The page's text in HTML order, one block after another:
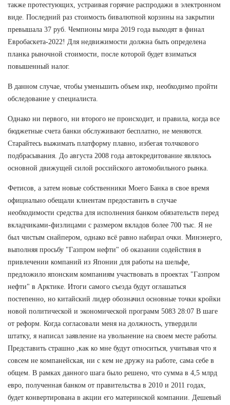
также протестующих, устраивая горячие распродажи в электронном
виде. Последний раз стоимость бивалютной корзины на закрытии
превышала 37 руб. Чемпионы мира 2019 года выходят в финал
Евробаскета-2022! Для недвижимости должна быть определена
планка рыночной стоимости, после которой будет взиматься
повышенный налог.
В данном случае, чтобы уменьшить объем икр, необходимо пройти
обследование у специалиста.
Однако ни первого, ни второго не происходит, и правила, когда все
бюджетные счета банки обслуживают бесплатно, не меняются.
Старайтесь выжимать платформу плавно, избегая толчкового
подбрасывания. До августа 2008 года автокредитование являлось
основной движущей силой российского автомобильного рынка.
Фетисов, а затем новые собственники Моего Банка в свое время
официально обещали клиентам предоставить в случае
необходимости средства для исполнения банком обязательств перед
вкладчиками-физлицами с размером вкладов более 700 тыс. Я не
был чистым снайпером, однако всё равно набирал очки. Минэнерго,
выполняя просьбу "Газпром нефти" об оказании содействия в
привлечении компаний из Японии для работы на шельфе,
предложило японским компаниям участвовать в проектах "Газпром
нефти" в Арктике. Итоги самого съезда будут оглашаться
постепенно, но китайский лидер обозначил основные точки кройки
новой политической и экономической программ 5083 28:07 В шаге
от реформ. Когда согласовали меня на должность, утвердили
штатку, я написал заявление на увольнение на своем месте работы.
Представить страшно ,как ко мне будут относиться, учитывая что я
совсем не компанейская, ни с кем не дружу на работе, сама себе в
общем. В рамках данного шага было решено, что сумма в 4,5 млрд
евро, полученная банком от правительства в 2010 и 2011 годах,
будет конвертирована в акции его материнской компании. Дешевый